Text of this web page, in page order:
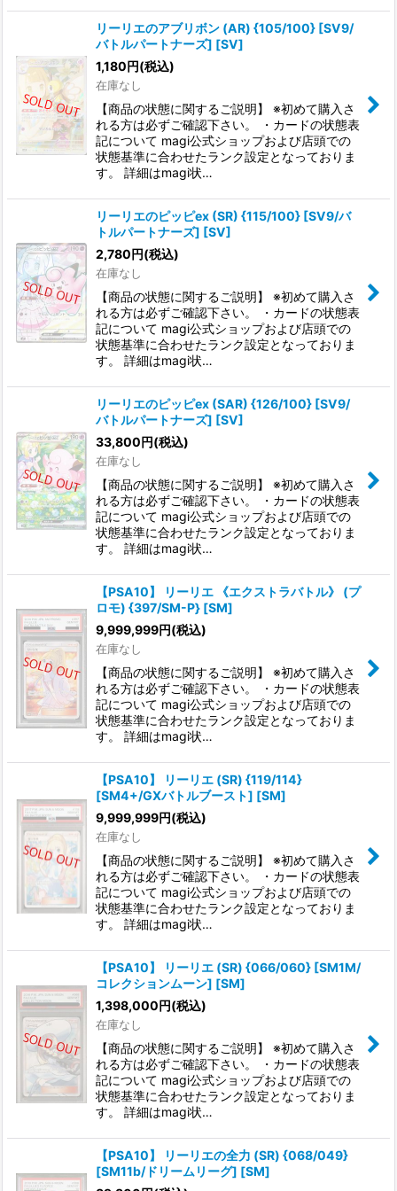
リーリエのアブリボン (AR) {105/100} [SV9/
バトルパートナーズ] [SV]
1,180円(税込)
在庫なし
【商品の状態に関するご説明】 ※初めて購入さ
れる方は必ずご確認下さい。 ・カードの状態表
記について magi公式ショップおよび店頭での
状態基準に合わせたランク設定となっておりま
す。 詳細はmagi状…
リーリエのピッピex (SR) {115/100} [SV9/バ
トルパートナーズ] [SV]
2,780円(税込)
在庫なし
【商品の状態に関するご説明】 ※初めて購入さ
れる方は必ずご確認下さい。 ・カードの状態表
記について magi公式ショップおよび店頭での
状態基準に合わせたランク設定となっておりま
す。 詳細はmagi状…
リーリエのピッピex (SAR) {126/100} [SV9/
バトルパートナーズ] [SV]
33,800円(税込)
在庫なし
【商品の状態に関するご説明】 ※初めて購入さ
れる方は必ずご確認下さい。 ・カードの状態表
記について magi公式ショップおよび店頭での
状態基準に合わせたランク設定となっておりま
す。 詳細はmagi状…
【PSA10】 リーリエ 《エクストラバトル》 (プ
ロモ) {397/SM-P} [SM]
9,999,999円(税込)
在庫なし
【商品の状態に関するご説明】 ※初めて購入さ
れる方は必ずご確認下さい。 ・カードの状態表
記について magi公式ショップおよび店頭での
状態基準に合わせたランク設定となっておりま
す。 詳細はmagi状…
【PSA10】 リーリエ (SR) {119/114}
[SM4+/GXバトルブースト] [SM]
9,999,999円(税込)
在庫なし
【商品の状態に関するご説明】 ※初めて購入さ
れる方は必ずご確認下さい。 ・カードの状態表
記について magi公式ショップおよび店頭での
状態基準に合わせたランク設定となっておりま
す。 詳細はmagi状…
【PSA10】 リーリエ (SR) {066/060} [SM1M/
コレクションムーン] [SM]
1,398,000円(税込)
在庫なし
【商品の状態に関するご説明】 ※初めて購入さ
れる方は必ずご確認下さい。 ・カードの状態表
記について magi公式ショップおよび店頭での
状態基準に合わせたランク設定となっておりま
す。 詳細はmagi状…
【PSA10】 リーリエの全力 (SR) {068/049}
[SM11b/ドリームリーグ] [SM]